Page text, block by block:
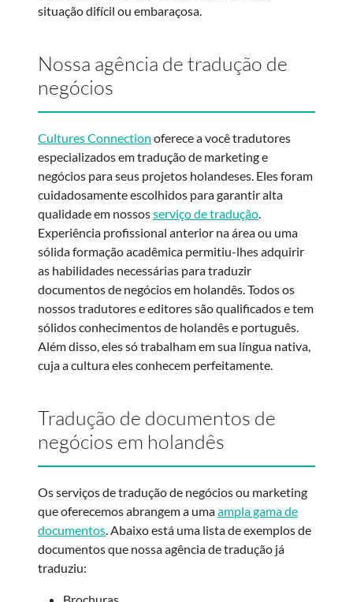
situação difícil ou embaraçosa.
Nossa agência de tradução de
negócios
Cultures Connection oferece a você tradutores
especializados em tradução de marketing e
negócios para seus projetos holandeses. Eles foram
cuidadosamente escolhidos para garantir alta
qualidade em nossosserviço de tradução.
Experiência profissional anterior na área ou uma
sólida formação acadêmica permitiu-lhes adquirir
as habilidades necessárias para traduzir
documentos de negócios em holandês. Todos os
nossos tradutores e editores são qualificados e tem
sólidos conhecimentos de holandês e português.
Além disso, eles só trabalham em sua língua nativa,
cuja a cultura eles conhecem perfeitamente.
Tradução de documentos de
negócios em holandês
Os serviços de tradução de negócios ou marketing
que oferecemos abrangem a umaampla gama de
documentos. Abaixo está uma lista de exemplos de
documentos que nossa agência de tradução já
traduziu: